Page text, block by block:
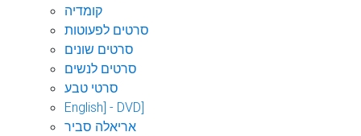
קומדיה
סרטים לפעוטות
סרטים שונים
סרטים לנשים
סרטי טבע
English] - DVD]
אריאלה סביר